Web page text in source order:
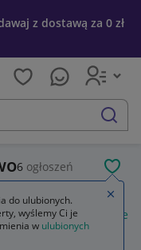
z dostawą za 0 zł
szukaj
6 ogłoszeń
wózki
do ulubionych.
wyślemy Ci je
w ulubionych